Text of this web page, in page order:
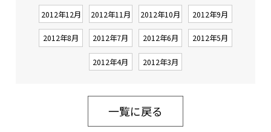
2012年12月 2012年11月 2012年10月 2012年9月
2012年8月 2012年7月 2012年6月 2012年5月
2012年4月 2012年3月
一覧に戻る